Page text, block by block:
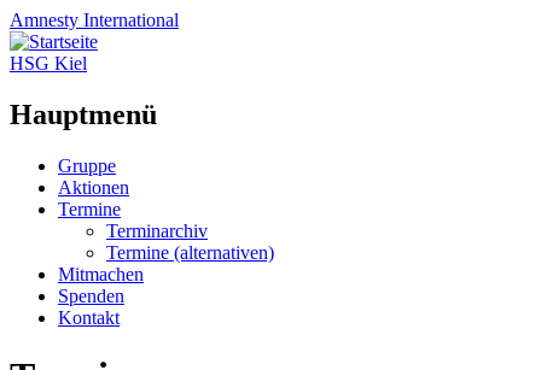
Amnesty International
HSG Kiel
Hauptmenü
Zum
Inhalt
springen
Gruppe
Aktionen
Termine
Terminarchiv
Termine (alternativen)
Mitmachen
Spenden
Kontakt